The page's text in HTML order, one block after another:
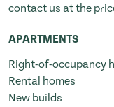
contact us at the
APARTMENTS
Right-of-occupancy
Rental homes
New builds